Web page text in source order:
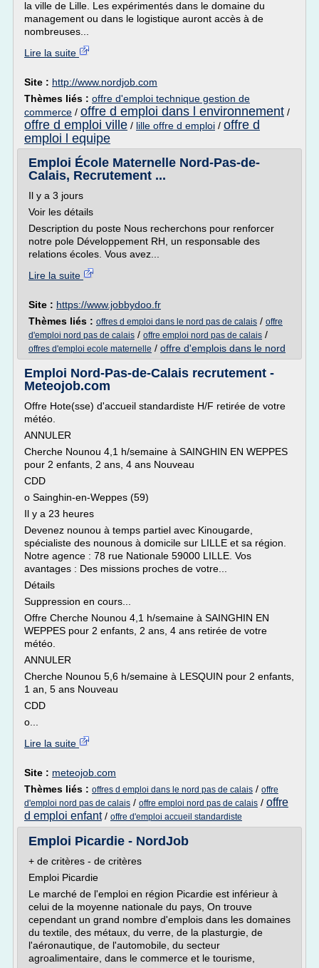
la ville de Lille. Les expérimentés dans le domaine du
management ou dans le logistique auront accès à de
nombreuses...
Lire la suite
Site : http://www.nordjob.com
Thèmes liés : offre d'emploi technique gestion de
commerce / offre d emploi dans l environnement /
offre d emploi ville / lille offre d emploi / offre d
emploi l equipe
Emploi École Maternelle Nord-Pas-de-
Calais, Recrutement ...
Il y a 3 jours
Voir les détails
Description du poste Nous recherchons pour renforcer
notre pole Développement RH, un responsable des
relations écoles. Vous avez...
Lire la suite
Site : https://www.jobbydoo.fr
Thèmes liés : offres d emploi dans le nord pas de calais / offre
d'emploi nord pas de calais / offre emploi nord pas de calais /
offres d'emploi ecole maternelle / offre d'emplois dans le nord
Emploi Nord-Pas-de-Calais recrutement -
Meteojob.com
Offre Hote(sse) d'accueil standardiste H/F retirée de votre
météo.
ANNULER
Cherche Nounou 4,1 h/semaine à SAINGHIN EN WEPPES
pour 2 enfants, 2 ans, 4 ans Nouveau
CDD
o Sainghin-en-Weppes (59)
Il y a 23 heures
Devenez nounou à temps partiel avec Kinougarde,
spécialiste des nounous à domicile sur LILLE et sa région.
Notre agence : 78 rue Nationale 59000 LILLE. Vos
avantages : Des missions proches de votre...
Détails
Suppression en cours...
Offre Cherche Nounou 4,1 h/semaine à SAINGHIN EN
WEPPES pour 2 enfants, 2 ans, 4 ans retirée de votre
météo.
ANNULER
Cherche Nounou 5,6 h/semaine à LESQUIN pour 2 enfants,
1 an, 5 ans Nouveau
CDD
o...
Lire la suite
Site : meteojob.com
Thèmes liés : offres d emploi dans le nord pas de calais / offre
d'emploi nord pas de calais / offre emploi nord pas de calais / offre
d emploi enfant/ offre d'emploi accueil standardiste
Emploi Picardie - NordJob
+ de critères - de critères
Emploi Picardie
Le marché de l'emploi en région Picardie est inférieur à
celui de la moyenne nationale du pays, On trouve
cependant un grand nombre d'emplois dans les domaines
du textile, des métaux, du verre, de la plasturgie, de
l'aéronautique, de l'automobile, du secteur
agroalimentaire, dans le commerce et le tourisme,